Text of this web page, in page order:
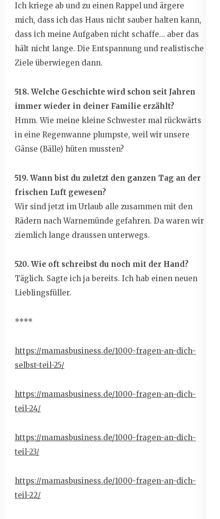
Ich kriege ab und zu einen Rappel und ärgere
mich, dass ich das Haus nicht sauber halten kann,
dass ich meine Aufgaben nicht schaffe… aber das
hält nicht lange. Die Entspannung und realistische
Ziele überwiegen dann.
518. Welche Geschichte wird schon seit Jahren
immer wieder in deiner Familie erzählt?
Hmm. Wie meine kleine Schwester mal rückwärts
in eine Regenwanne plumpste, weil wir unsere
Gänse (Bälle) hüten mussten?
519. Wann bist du zuletzt den ganzen Tag an der
frischen Luft gewesen?
Wir sind jetzt im Urlaub alle zusammen mit den
Rädern nach Warnemünde gefahren. Da waren wir
ziemlich lange draussen unterwegs.
520. Wie oft schreibst du noch mit der Hand?
Täglich. Sagte ich ja bereits. Ich hab einen neuen
Lieblingsfüller.
****
https://mamasbusiness.de/1000-fragen-an-dich-
selbst-teil-25/
https://mamasbusiness.de/1000-fragen-an-dich-
teil-24/
https://mamasbusiness.de/1000-fragen-an-dich-
teil-23/
https://mamasbusiness.de/1000-fragen-an-dich-
teil-22/